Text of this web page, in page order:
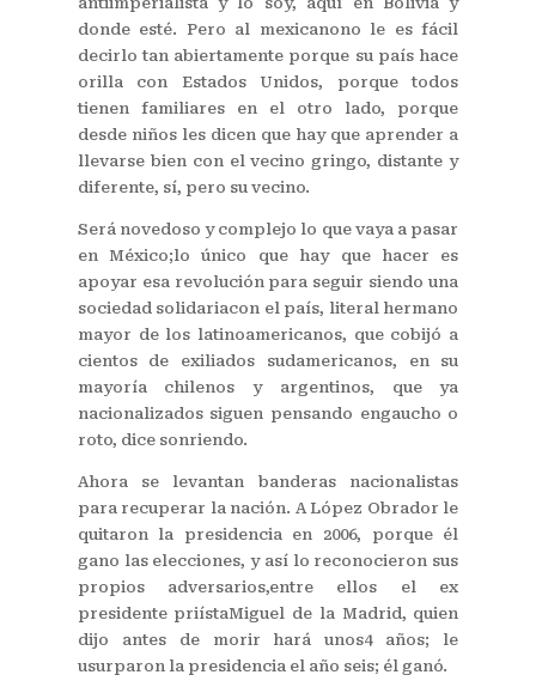
donde esté. Pero al mexicanono le es fácil
decirlo tan abiertamente porque su país hace
orilla con Estados Unidos, porque todos
tienen familiares en el otro lado, porque
desde niños les dicen que hay que aprender a
llevarse bien con el vecino gringo, distante y
diferente, sí, pero su vecino.
Será novedoso y complejo lo que vaya a pasar
en México;lo único que hay que hacer es
apoyar esa revolución para seguir siendo una
sociedad solidariacon el país, literal hermano
mayor de los latinoamericanos, que cobijó a
cientos de exiliados sudamericanos, en su
mayoría chilenos y argentinos, que ya
nacionalizados siguen pensando engaucho o
roto, dice sonriendo.
Ahora se levantan banderas nacionalistas
para recuperar la nación. A López Obrador le
quitaron la presidencia en 2006, porque él
gano las elecciones, y así lo reconocieron sus
propios adversarios,entre ellos el ex
presidente priístaMiguel de la Madrid, quien
dijo antes de morir hará unos4 años; le
usurparon la presidencia el año seis; él ganó.